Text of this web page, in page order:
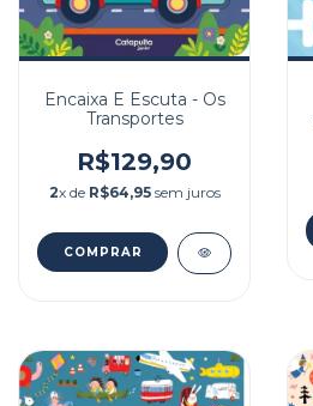
Encaixa E Escuta - Os
Transportes
R$129,90
2x de R$64,95sem juros